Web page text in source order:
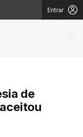
Entrar
de